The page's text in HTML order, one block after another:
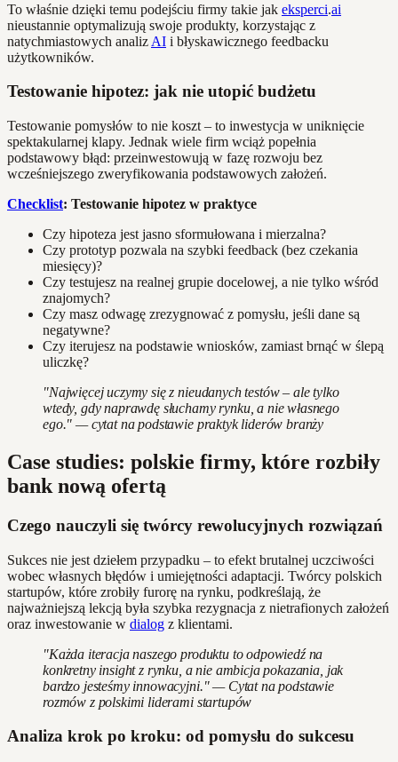
To właśnie dzięki temu podejściu firmy takie jak eksperci.ai
nieustannie optymalizują swoje produkty, korzystając z
natychmiastowych analiz AI i błyskawicznego feedbacku
użytkowników.
Testowanie hipotez: jak nie utopić budżetu
Testowanie pomysłów to nie koszt – to inwestycja w uniknięcie
spektakularnej klapy. Jednak wiele firm wciąż popełnia
podstawowy błąd: przeinwestowują w fazę rozwoju bez
wcześniejszego zweryfikowania podstawowych założeń.
Checklist: Testowanie hipotez w praktyce
Czy hipoteza jest jasno sformułowana i mierzalna?
Czy prototyp pozwala na szybki feedback (bez czekania
miesięcy)?
Czy testujesz na realnej grupie docelowej, a nie tylko wśród
znajomych?
Czy masz odwagę zrezygnować z pomysłu, jeśli dane są
negatywne?
Czy iterujesz na podstawie wniosków, zamiast brnąć w ślepą
uliczkę?
"Najwięcej uczymy się z nieudanych testów – ale tylko
wtedy, gdy naprawdę słuchamy rynku, a nie własnego
ego." — cytat na podstawie praktyk liderów branży
Case studies: polskie firmy, które rozbiły
bank nową ofertą
Czego nauczyli się twórcy rewolucyjnych rozwiązań
Sukces nie jest dziełem przypadku – to efekt brutalnej uczciwości
wobec własnych błędów i umiejętności adaptacji. Twórcy polskich
startupów, które zrobiły furorę na rynku, podkreślają, że
najważniejszą lekcją była szybka rezygnacja z nietrafionych założeń
oraz inwestowanie w dialog z klientami.
"Każda iteracja naszego produktu to odpowiedź na
konkretny insight z rynku, a nie ambicja pokazania, jak
bardzo jesteśmy innowacyjni." — Cytat na podstawie
rozmów z polskimi liderami startupów
Analiza krok po kroku: od pomysłu do sukcesu